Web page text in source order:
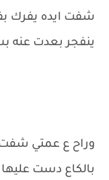
شفت ايده يفرك
ينفجر بعدت عنه
وراح ع عمتي شفت
بالكاع دست